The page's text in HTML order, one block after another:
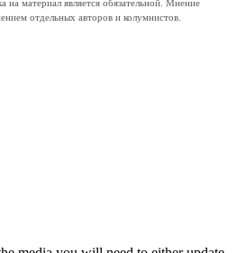
на материал является обязательной. Мнение
отдельных авторов и колумнистов.